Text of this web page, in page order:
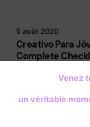
5 août 2020
Creativo Para
Complete
Read MoreVenez
un véritable